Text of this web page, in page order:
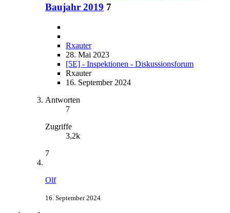
Baujahr 2019 7
Rxauter
28. Mai 2023
[5E] - Inspektionen - Diskussionsforum
Rxauter
16. September 2024
Antworten
7
Zugriffe
3,2k
7
Olf
16. September 2024